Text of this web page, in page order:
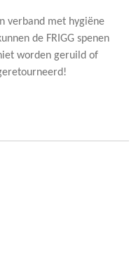
In verband met hygiëne
de FRIGG spenen
worden geruild of